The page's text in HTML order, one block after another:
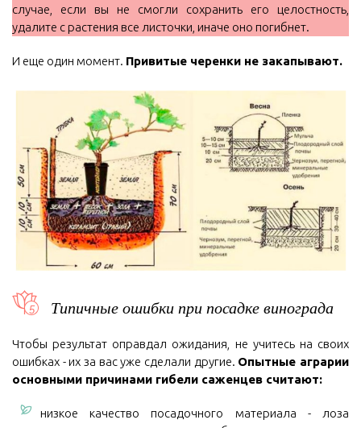
случае, если вы не смогли сохранить его целостность,
удалите с растения все листочки, иначе оно погибнет.
И еще один момент. Привитые черенки не закапывают.
Типичные ошибки при посадке винограда
Чтобы результат оправдал ожидания, не учитесь на своих
ошибках - их за вас уже сделали другие. Опытные аграрии
основными причинами гибели саженцев считают:
низкое качество посадочного материала - лоза